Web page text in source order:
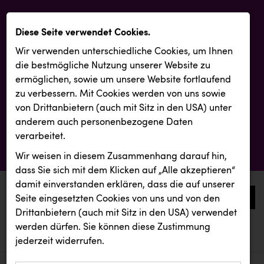
0
aktuelle aussendungen
aktuelle aussendungen
Diese Seite verwendet Cookies.
Wir verwenden unterschiedliche Cookies, um Ihnen
die best­mögliche Nutzung unserer Website zu
ermöglichen, sowie um unsere Website fortlaufend
zu verbessern. Mit Cookies werden von uns sowie
von Drittanbietern (auch mit Sitz in den USA) unter
anderem auch personenbezogene Daten
verarbeitet.
Wir weisen in diesem Zusammenhang darauf hin,
dass Sie sich mit dem Klicken auf „Alle akzeptieren“
damit ein­ver­standen erklären, dass die auf unserer
Seite eingesetzten Cookies von uns und von den
Drittanbietern (auch mit Sitz in den USA) verwendet
werden dürfen. Sie können diese Zustimmung
jederzeit widerrufen.